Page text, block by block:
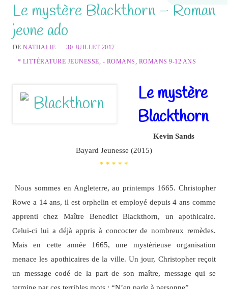
Le mystère Blackthorn – Roman
jeune ado
DENATHALIE
30 JUILLET 2017
* LITTÉRATURE JEUNESSE, - ROMANS, ROMANS 9-12 ANS
Le mystère
Blackthorn
Kevin Sands
Bayard Jeunesse (2015)
* * * * *
Nous sommes en Angleterre, au printemps 1665. Christopher
Rowe a 14 ans, il est orphelin et employé depuis 4 ans comme
apprenti chez Maître Benedict Blackthorn, un apothicaire.
Celui-ci lui a déjà appris à concocter de nombreux remèdes.
Mais en cette année 1665, une mystérieuse organisation
menace les apothicaires de la ville. Un jour, Christopher reçoit
un message codé de la part de son maître, message qui se